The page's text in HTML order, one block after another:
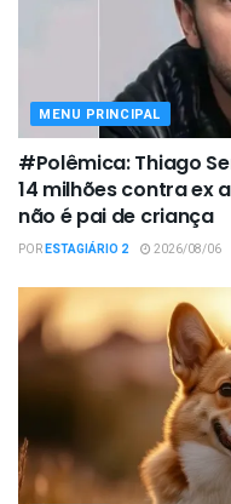
MENU PRINCIPAL
#Polêmica: Thiago
14 milhões contra ex
não é pai de criança
PORESTAGIÁRIO 2 2026/08/06